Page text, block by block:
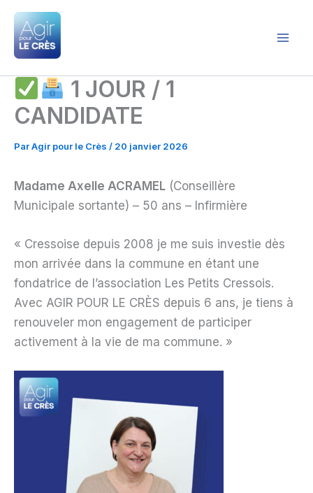
Aller
contenu
1 JOUR / 1
CANDIDATE
ParAgir pour le Crès / 20 janvier 2026
Madame Axelle ACRAMEL (Conseillère
Municipale sortante) – 50 ans – Infirmière
« Cressoise depuis 2008 je me suis investie dès
mon arrivée dans la commune en étant une
fondatrice de l’association Les Petits Cressois.
Avec AGIR POUR LE CRÈS depuis 6 ans, je tiens à
renouveler mon engagement de participer
activement à la vie de ma commune. »